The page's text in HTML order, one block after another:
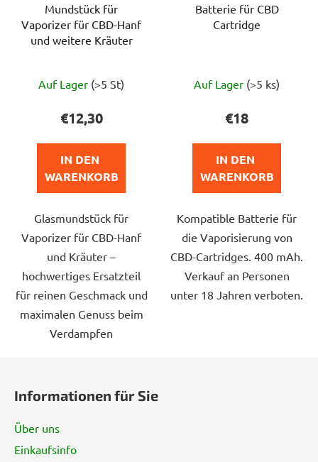
Mundstück für
Vaporizer für CBD-Hanf
und weitere Kräuter
Auf Lager (>5 St)
€12,30
IN DEN
WARENKORB
Glasmundstück für
Vaporizer für CBD-Hanf
und Kräuter –
hochwertiges Ersatzteil
für reinen Geschmack und
maximalen Genuss beim
Verdampfen
Batterie für CBD
Cartridge
5,0
von
Auf Lager (>5 ks)
€18
IN DEN
WARENKORB
Kompatible Batterie für
die Vaporisierung von
CBD-Cartridges. 400 mAh.
Verkauf an Personen
unter 18 Jahren verboten.
Informationen für Sie
Über uns
Einkaufsinfo